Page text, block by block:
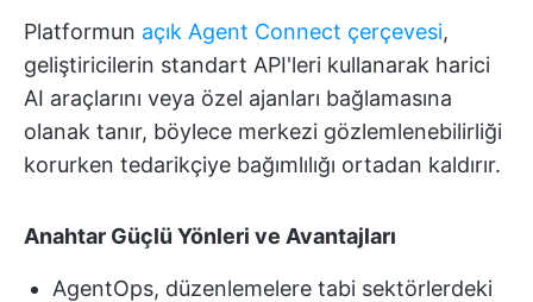
Platformun açık Agent Connect çerçevesi,
geliştiricilerin standart API'leri kullanarak harici
AI araçlarını veya özel ajanları bağlamasına
olanak tanır, böylece merkezi gözlemlenebilirliği
korurken tedarikçiye bağımlılığı ortadan kaldırır.
Anahtar Güçlü Yönleri ve Avantajları
AgentOps, düzenlemelere tabi sektörlerdeki